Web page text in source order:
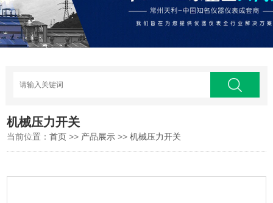
机械压力开关
当前位置：首页 >> 产品展示 >>机械压力开关